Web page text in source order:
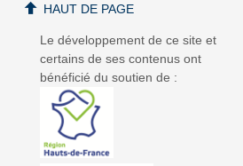
Le développement de ce site et
certains de ses contenus ont
bénéficié du soutien de :
HAUT DE PAGE